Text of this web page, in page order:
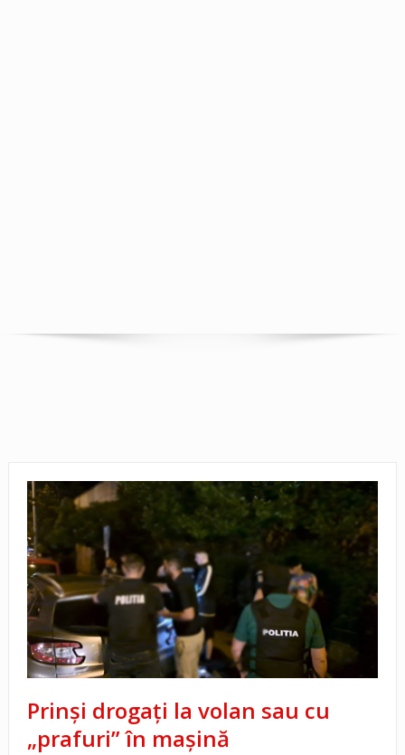
Prinşi drogaţi la volan sau cu
„prafuri” în maşină